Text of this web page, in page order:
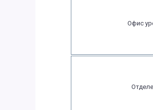
Офис